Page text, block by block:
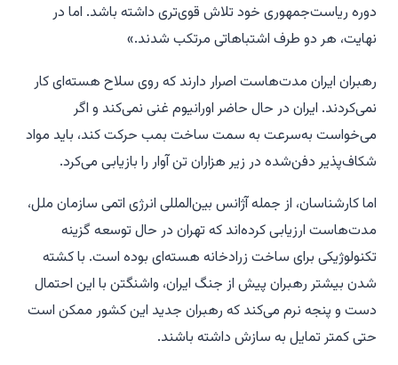
دوره ریاست‌جمهوری خود تلاش قوی‌تری داشته باشد. اما در
نهایت، هر دو طرف اشتباهاتی مرتکب شدند.»
رهبران ایران مدت‌هاست اصرار دارند که روی سلاح هسته‌ای کار
نمی‌کردند. ایران در حال حاضر اورانیوم غنی نمی‌کند و اگر
می‌خواست به‌سرعت به سمت ساخت بمب حرکت کند، باید مواد
شکاف‌پذیر دفن‌شده در زیر هزاران تن آوار را بازیابی می‌کرد.
اما کارشناسان، از جمله آژانس بین‌المللی انرژی اتمی سازمان ملل،
مدت‌هاست ارزیابی کرده‌اند که تهران در حال توسعه گزینه
تکنولوژیکی برای ساخت زرادخانه هسته‌ای بوده است. با کشته
شدن بیشتر رهبران پیش از جنگ ایران، واشنگتن با این احتمال
دست و پنجه نرم می‌کند که رهبران جدید این کشور ممکن است
حتی کمتر تمایل به سازش داشته باشند.